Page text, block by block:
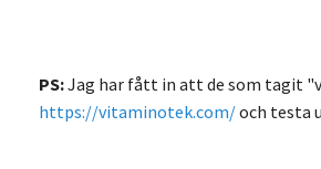
PS:Jag har fått in att de som tagit
https://vitaminotek.com/och testa